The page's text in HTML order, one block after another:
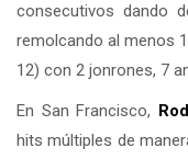
consecutivos dando
remolcando al menos
12) con 2 jonrones, 7
En San Francisco,
hits múltiples de